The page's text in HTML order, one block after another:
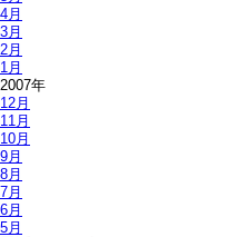
4月
3月
2月
1月
2007年
12月
11月
10月
9月
8月
7月
6月
5月